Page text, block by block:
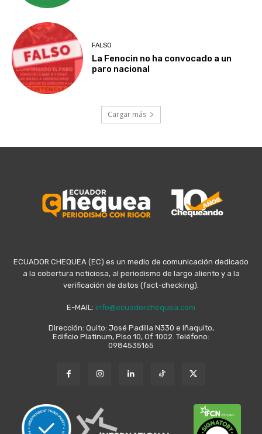
FALSO
La Fenocin no ha convocado a un
paro nacional
Cargar más
ECUADOR CHEQUEA (EC) es un medio de comunicación dedicado
a la cobertura noticiosa, al periodismo de largo aliento y a la
verificación de datos (fact-checking).
E-MAIL: info@ecuadorchequea.com
Dirección: Quito: José Padilla N330 e Iñaquito,
Edificio Platinum, Piso 10, Of. 1002. Teléfono:
0984535165